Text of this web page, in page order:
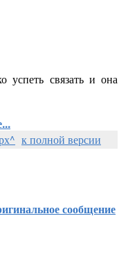
успеть связать и она
к полной версии
сообщение